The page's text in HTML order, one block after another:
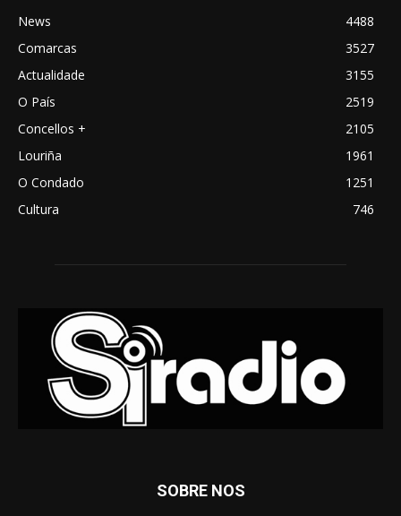
News
4488
Comarcas
3527
Actualidade
3155
O País
2519
Concellos +
2105
Louriña
1961
O Condado
1251
Cultura
746
SOBRE NOS